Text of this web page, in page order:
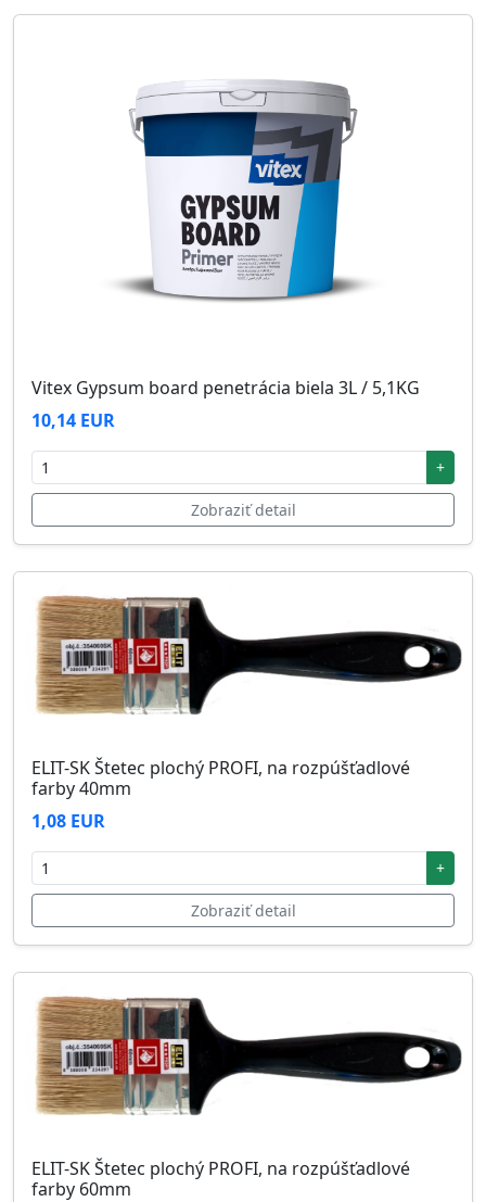
Vitex Gypsum board penetrácia biela 3L / 5,1KG
10,14 EUR
+
Zobraziť detail
ELIT-SK Štetec plochý PROFI, na rozpúšťadlové
farby 40mm
1,08 EUR
+
Zobraziť detail
ELIT-SK Štetec plochý PROFI, na rozpúšťadlové
farby 60mm